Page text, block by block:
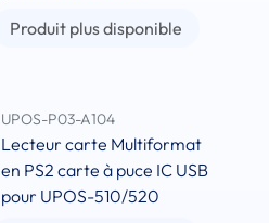
Produit plus disponible
UPOS-P03-A104
Lecteur carte Multiformat
en PS2 carte à puce IC USB
pour UPOS-510/520